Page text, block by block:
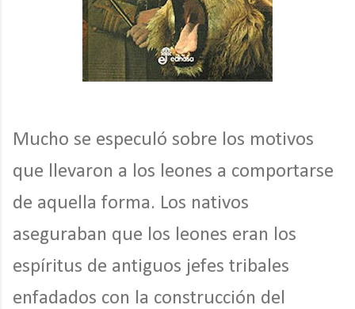
Mucho se especuló sobre los motivos
que llevaron a los leones a comportarse
de aquella forma. Los nativos
aseguraban que los leones eran los
espíritus de antiguos jefes tribales
enfadados con la construcción del